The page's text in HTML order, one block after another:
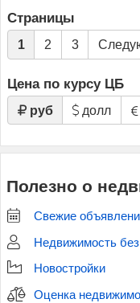
Страницы
1 2 3
Цена по курсу ЦБ
руб долл
Полезно о
Свежие
Недвижимость
Новостройки
Оценка